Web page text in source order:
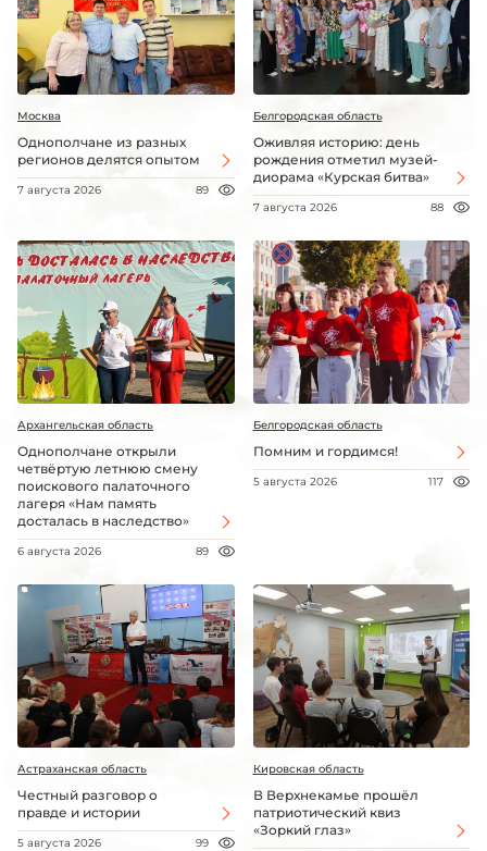
Москва
Однополчане из разных
регионов делятся опытом
7 августа 2026 89
Белгородская область
Оживляя историю: день
рождения отметил музей-
диорама «Курская битва»
7 августа 2026 88
Архангельская область
Однополчане открыли
четвёртую летнюю смену
поискового палаточного
лагеря «Нам память
досталась в наследство»
6 августа 2026 89
Белгородская область
Помним и гордимся!
5 августа 2026 117
Астраханская область
Честный разговор о
правде и истории
5 августа 2026 99
Кировская область
В Верхнекамье прошёл
патриотический квиз
«Зоркий глаз»